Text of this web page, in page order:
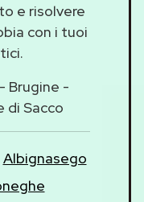
e risolvere
con i tuoi
Brugine -
di Sacco
Albignasego